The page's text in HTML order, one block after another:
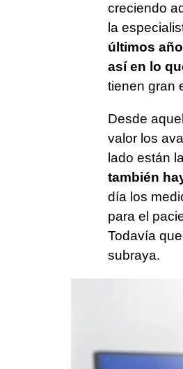
creciendo
la
últimos
así en lo
tienen gran
Desde
valor los
lado están
también
día los
para el
Todavía
subraya.